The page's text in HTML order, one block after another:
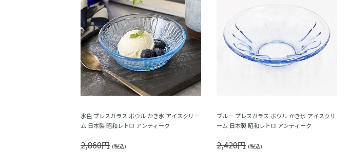
水色 プレスガラス ボウル かき氷 アイスクリー
ム 日本製 昭和レトロ アンティーク
2,860円 (税込)
ブルー プレスガラス ボウル かき氷 アイスクリ
ーム 日本製 昭和レトロ アンティーク
2,420円 (税込)